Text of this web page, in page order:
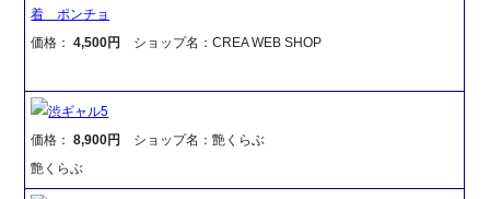
着 ポンチョ
価格：4,500円 ショップ名：CREA WEB SHOP
渋ギャル5
価格：8,900円
ショップ名：艶くらぶ
艶くらぶ